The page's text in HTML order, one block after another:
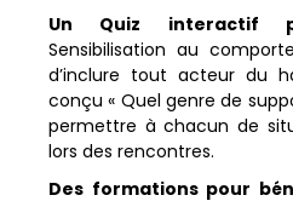
Un Quiz interactif
Sensibilisation au
d’inclure tout acteur du
conçu « Quel genre de
permettre à chacun de
lors des rencontres.
Des formations pour